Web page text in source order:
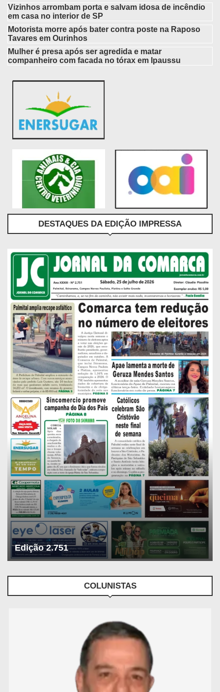
Vizinhos arrombam porta e salvam idosa de incêndio
em casa no interior de SP
Motorista morre após bater contra poste na Raposo
Tavares em Ourinhos
Mulher é presa após ser agredida e matar
companheiro com facada no tórax em Ipaussu
DESTAQUES DA EDIÇÃO IMPRESSA
Edição 2.751
COLUNISTAS